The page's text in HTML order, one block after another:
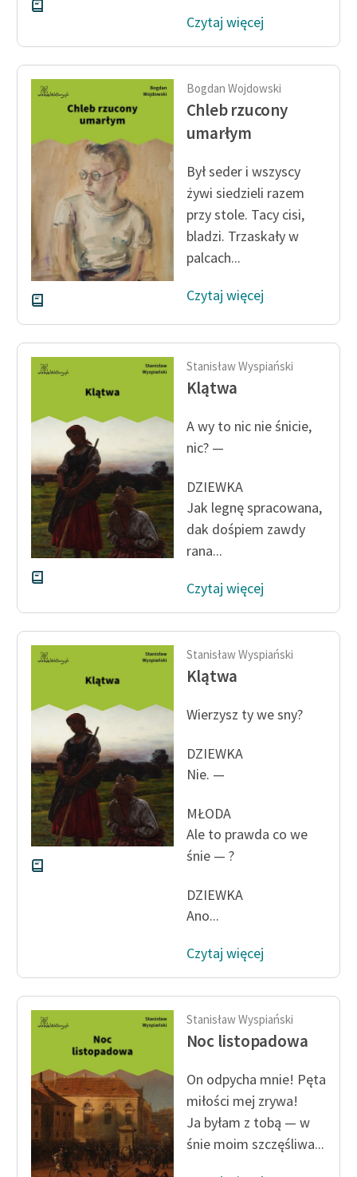
Popularyzacja
skandynawskiej literatury
feministycznej
Ręce pełne poezji
Kolekcje edukacyjne
twórców przechodzących
do domeny publicznej,
lektur szkolnych oraz
Starego Testamentu
Odkurzamy bohaterów
Szkoła Poezji Wolnych
Lektur
O nas
Kontakt
Zasady wykorzystania
Wolnych Lektur
Logotypy
Materiały promocyjne
Polityka prywatności
Regulamin biblioteki
Dane fundacji i
Regulamin darowizn
Informacja o treściach
wrażliwych
Deklaracja dostępności
Czytaj więcej
Bogdan Wojdowski
Chleb rzucony
umarłym
Był seder i wszyscy
żywi siedzieli razem
przy stole. Tacy cisi,
bladzi. Trzaskały w
palcach...
Czytaj więcej
Stanisław Wyspiański
Klątwa
A wy to nic nie śnicie,
nic? —
DZIEWKA
Jak legnę spracowana,
dak dośpiem zawdy
rana...
Czytaj więcej
Stanisław Wyspiański
Klątwa
Wierzysz ty we sny?
DZIEWKA
Nie. —
MŁODA
Ale to prawda co we
śnie — ?
DZIEWKA
Ano...
Czytaj więcej
Stanisław Wyspiański
Noc listopadowa
On odpycha mnie! Pęta
miłości mej zrywa!
Ja byłam z tobą — w
śnie moim szczęśliwa...